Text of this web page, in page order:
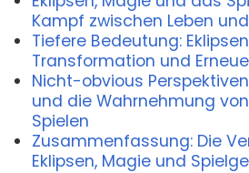
Kampf zwischen Leben
Tiefere Bedeutung:
Transformation und
Nicht-obvious
und die Wahrnehmung
Spielen
Zusammenfassung: Die
Eklipsen, Magie und